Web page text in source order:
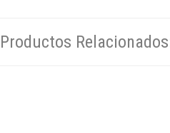
Productos